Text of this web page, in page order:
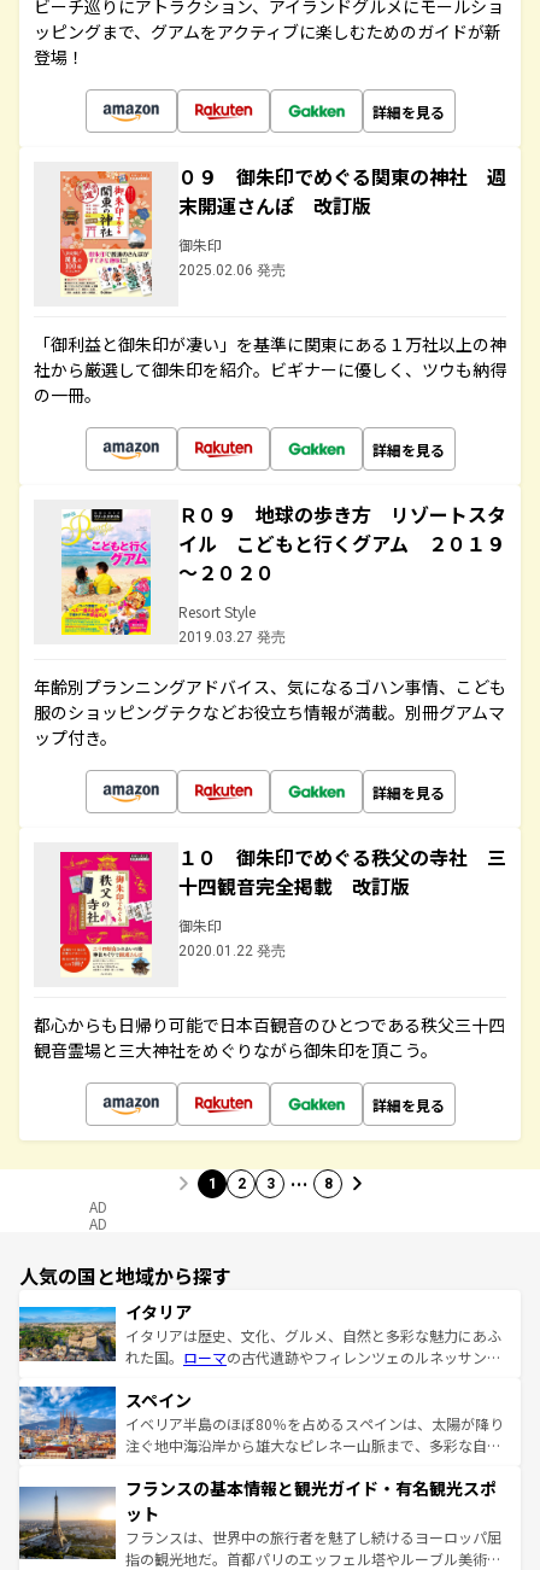
ビーチ巡りにアトラクション、アイランドグルメにモールショ
ッピングまで、グアムをアクティブに楽しむためのガイドが新
登場！
詳細を見る
０９ 御朱印でめぐる関東の神社 週
末開運さんぽ 改訂版
御朱印
2025.02.06 発売
「御利益と御朱印が凄い」を基準に関東にある１万社以上の神
社から厳選して御朱印を紹介。ビギナーに優しく、ツウも納得
の一冊。
詳細を見る
Ｒ０９ 地球の歩き方 リゾートスタ
イル こどもと行くグアム ２０１９
～２０２０
Resort Style
2019.03.27 発売
年齢別プランニングアドバイス、気になるゴハン事情、こども
服のショッピングテクなどお役立ち情報が満載。別冊グアムマ
ップ付き。
詳細を見る
１０ 御朱印でめぐる秩父の寺社 三
十四観音完全掲載 改訂版
御朱印
2020.01.22 発売
都心からも日帰り可能で日本百観音のひとつである秩父三十四
観音霊場と三大神社をめぐりながら御朱印を頂こう。
詳細を見る
1 2 3 … 8
AD
AD
人気の国と地域から探す
イタリア
イタリアは歴史、文化、グルメ、自然と多彩な魅力にあふ
れた国。 ローマの古代遺跡やフィレンツェのルネッサンス
ろん、トスカーナの美しい田園風景やアマルフィ海岸の絶
景など、自然景観も見逃せない。観光の合間には、本場の
ピザやパスタなど、絶品のイタリア料理を堪能することも
ませてくれるイタリアで、忘れられない旅をしてみよう！
なお、新着のイタリア情報は
しい。
スペイン
イベリア半島のほぼ80％を占めるスペインは、太陽が降り
注ぐ地中海沿岸から雄大なピレネー山脈まで、多彩な自然
文化が根付くこの国では、情熱的なフラメンコ、熱気あふ
れる闘牛、そして美味しいタパスが生活の一部となってい
る。首都マドリードの洗練された雰囲気や、バルセロナの
アートに溢れた街角から、地方では古代ローマ遺跡や中世
フランスの基本情報と観光ガイド・有名観光スポ
ット
フランスは、世界中の旅行者を魅了し続けるヨーロッパ屈
指の観光地だ。首都パリのエッフェル塔やルーブル美術館